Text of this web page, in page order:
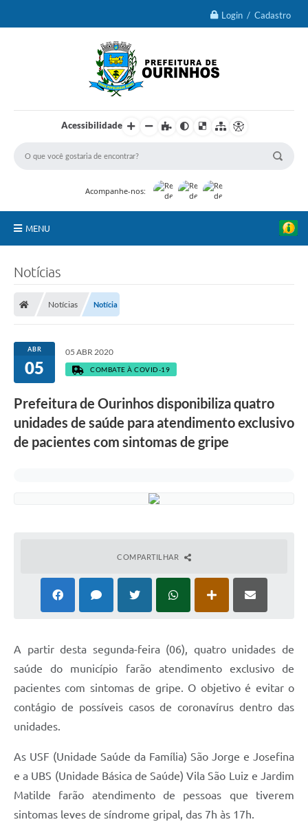
Login / Cadastro
Acessibilidade
Acompanhe-nos:
MENU
Portal da Transparência
Turismo
Secretarias
Ouvidoria
Notícias
Notícias Notícia
ABR
05
05 ABR 2020
COMBATE À COVID-19
Prefeitura de Ourinhos disponibiliza quatro
unidades de saúde para atendimento exclusivo
de pacientes com sintomas de gripe
COMPARTILHAR
A partir desta segunda-feira (06), quatro unidades de
saúde do município farão atendimento exclusivo de
pacientes com sintomas de gripe. O objetivo é evitar o
contágio de possíveis casos de coronavírus dentro das
unidades.
As USF (Unidade Saúde da Família) São Jorge e Josefina
e a UBS (Unidade Básica de Saúde) Vila São Luiz e Jardim
Matilde farão atendimento de pessoas que tiverem
sintomas leves de síndrome gripal, das 7h às 17h.